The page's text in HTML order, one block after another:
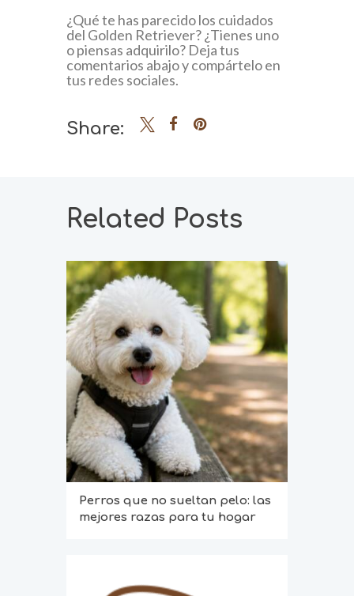
¿Qué te has parecido los cuidados
del Golden Retriever? ¿Tienes uno
o piensas adquirilo? Deja tus
comentarios abajo y compártelo en
tus redes sociales.
Share:
Related Posts
Perros que no sueltan pelo: las
mejores razas para tu hogar